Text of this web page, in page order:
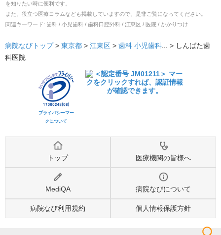
を知りたい時に便利です。
また、役立つ医療コラムなども掲載していますので、是非ご覧になってください。
関連キーワード: 歯科 / 小児歯科 / 歯科口腔外科 / 江東区 / 医院 / かかりつけ
病院なびトップ > 東京都 > 江東区 > 歯科 小児歯科... > しんばた歯
科医院
プライバシーマー
クについて
トップ 医療機関の皆様へ
MediQA 病院なびについて
病院なび利用規約 個人情報保護方針